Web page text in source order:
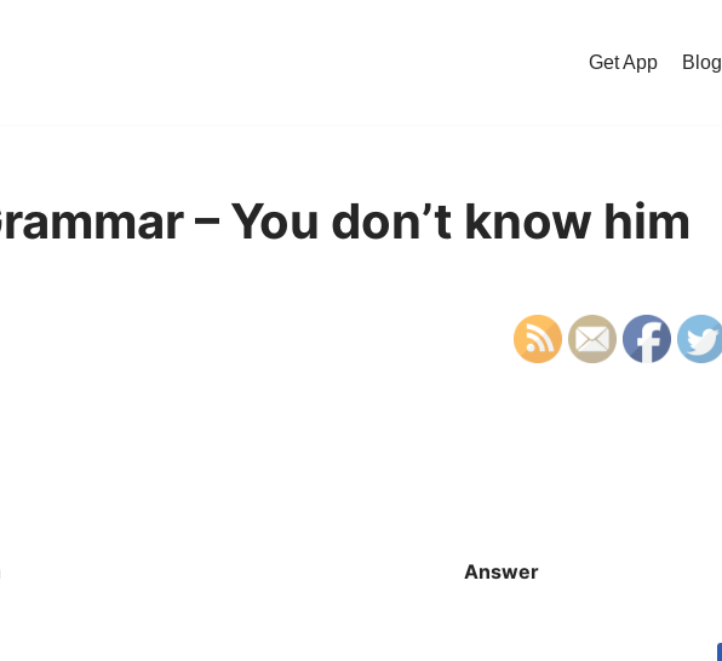
Get App Blog
– You don’t know him
Answer